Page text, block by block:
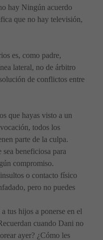
hay Ningún acuerdo
que no hay televisión,
es, como padre,
lateral, no de árbitro
de conflictos entre
que hayas visto a un
todos los
parte de la culpa.
beneficiosa para
compromiso.
o contacto físico
pero no puedes
tus hijos a ponerse en el
cuando Dani no
ayer? ¿Cómo les